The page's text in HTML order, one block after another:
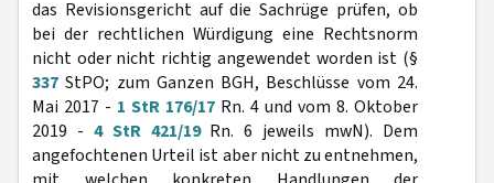
das Revisionsgericht auf die Sachrüge prüfen, ob
bei der rechtlichen Würdigung eine Rechtsnorm
nicht oder nicht richtig angewendet worden ist (§
337 StPO; zum Ganzen BGH, Beschlüsse vom 24.
Mai 2017 - 1 StR 176/17 Rn. 4 und vom 8. Oktober
2019 - 4 StR 421/19Rn. 6 jeweils mwN). Dem
angefochtenen Urteil ist aber nicht zu entnehmen,